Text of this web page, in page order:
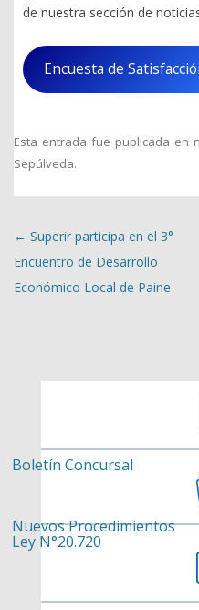
de nuestra sección de
Encuesta de
Esta entrada fue publicada en
Sepúlveda.
Navegación de entradas
← Superir participa en el 3°
Encuentro de Desarrollo
Económico Local de Paine
Boletín Concursal
Nuevos Procedimientos
Ley N°20.720